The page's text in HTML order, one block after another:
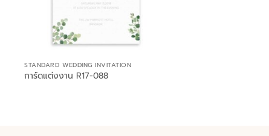
STANDARD WEDDING INVITATION
การ์ดแต่งงาน R17-088